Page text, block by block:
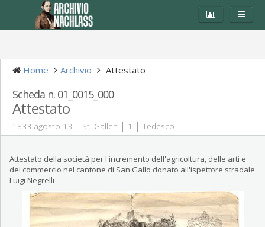
Home Archivio Attestato
Scheda n. 01_0015_000
Attestato
1833 agosto 13 | St. Gallen | 1 | Tedesco
Attestato della società per l'incremento dell'agricoltura, delle arti e
del commercio nel cantone di San Gallo donato all'ispettore stradale
Luigi Negrelli